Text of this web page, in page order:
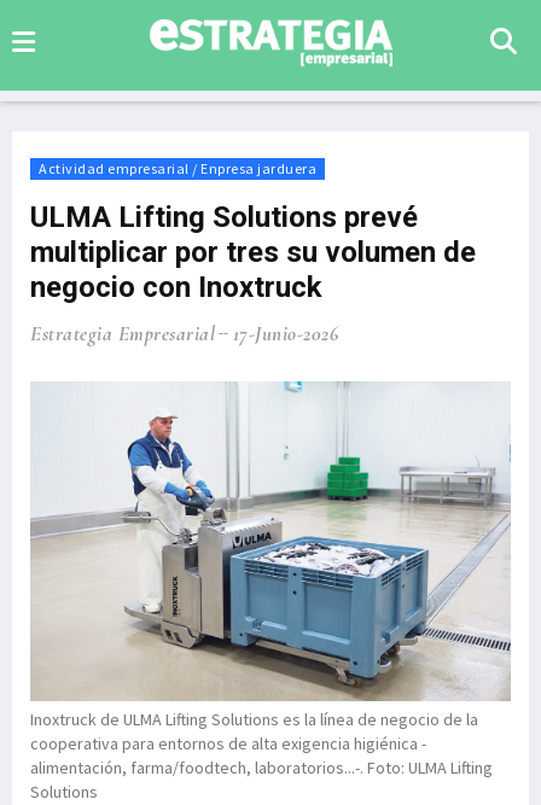
Actividad empresarial / Enpresa jarduera
ULMA Lifting Solutions prevé
multiplicar por tres su volumen de
negocio con Inoxtruck
Estrategia Empresarial 17-Junio-2026
Inoxtruck de ULMA Lifting Solutions es la línea de negocio de la
cooperativa para entornos de alta exigencia higiénica -
alimentación, farma/foodtech, laboratorios...-. Foto: ULMA Lifting
Solutions